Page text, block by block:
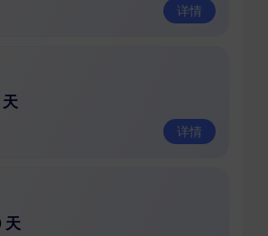
详情
详情
天